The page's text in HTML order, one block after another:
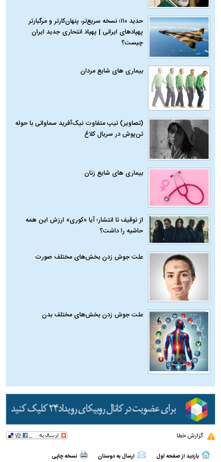
حدید ۱۱۰؛ نسخه سریع‌تر، پنهان‌کارتر و مرگبارتر
پهپادهای ایرانی | پهپاد انتحاری جدید ایران
چیست؟
بیماری‌ های شایع مردان
(تصاویر) تیپ متفاوت نیک‌آفرید سماواتی با حوله
تن‌پوش در سریال کلاغ
بیماری‌ های شایع زنان
از توقیف تا انتشار؛ آیا «کوری» ارزش این همه
حاشیه را داشت؟
علت جوش زدن بخش‌های مختلف صورت
علت جوش زدن بخش‌های مختلف بدن
گزارش خطا
بازدید از صفحه اول ارسال به دوستان نسخه چاپی